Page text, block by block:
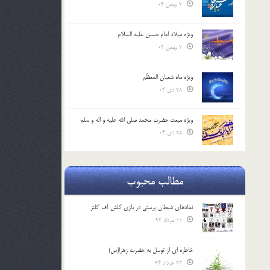
ویژه میلاد امام حسین علیه السلام
ویژه ماه شعبان المعظّم
ویژه مبعث حضرت محمد صلی الله علیه و اله و سلم
مطالب محبوب
نمادهای شیطان پرستی در بازی کلش آف کلنز
خاطره ای از توسل به حضرت زهرا(س)